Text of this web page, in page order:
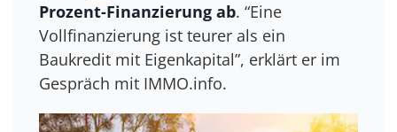
Prozent-Finanzierung ab. “Eine
Vollfinanzierung ist teurer als ein
Baukredit mit Eigenkapital”, erklärt er im
Gespräch mit IMMO.info.